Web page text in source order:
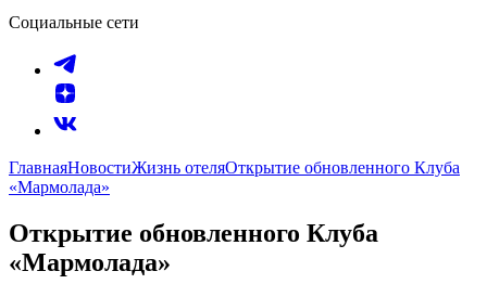
Социальные сети
ГлавнаяНовостиЖизнь отеляОткрытие обновленного Клуба
«Мармолада»
Открытие обновленного Клуба
«Мармолада»